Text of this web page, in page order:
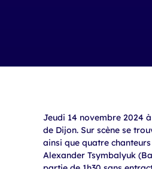
Jeudi 14 novembre 2024
de Dijon. Sur scène se
ainsi que quatre
Alexander Tsymbalyuk